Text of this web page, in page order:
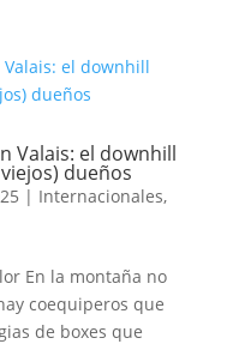
Valais: el downhill
dueños
| Internacionales,
En la montaña no
coequiperos que
de boxes que